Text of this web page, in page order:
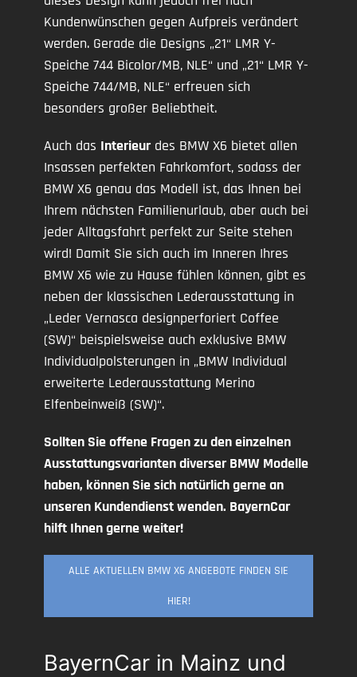
Kundenwünschen gegen Aufpreis verändert
werden. Gerade die Designs „21“ LMR Y-
Speiche 744 Bicolor/MB, NLE“ und „21“ LMR Y-
Speiche 744/MB, NLE“ erfreuen sich
besonders großer Beliebtheit.
Auch das Interieur des BMW X6 bietet allen
Insassen perfekten Fahrkomfort, sodass der
BMW X6 genau das Modell ist, das Ihnen bei
Ihrem nächsten Familienurlaub, aber auch bei
jeder Alltagsfahrt perfekt zur Seite stehen
wird! Damit Sie sich auch im Inneren Ihres
BMW X6 wie zu Hause fühlen können, gibt es
neben der klassischen Lederausstattung in
„Leder Vernasca designperforiert Coffee
(SW)“ beispielsweise auch exklusive BMW
Individualpolsterungen in „BMW Individual
erweiterte Lederausstattung Merino
Elfenbeinweiß (SW)“.
Sollten Sie offene Fragen zu den einzelnen
Ausstattungsvarianten diverser BMW Modelle
haben, können Sie sich natürlich gerne an
unseren Kundendienst wenden. BayernCar
hilft Ihnen gerne weiter!
ALLE AKTUELLEN BMW X6 ANGEBOTE FINDEN SIE
HIER!
BayernCar in Mainz und